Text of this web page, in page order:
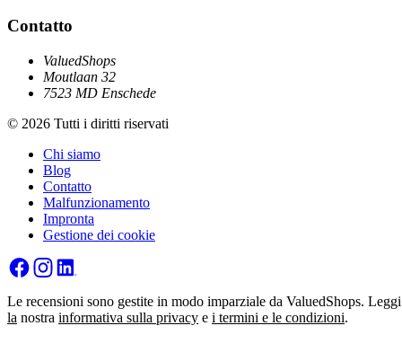
Contatto
ValuedShops
Moutlaan 32
7523 MD Enschede
© 2026 Tutti i diritti riservati
Chi siamo
Blog
Contatto
Malfunzionamento
Impronta
Gestione dei cookie
Le recensioni sono gestite in modo imparziale da ValuedShops. Leggi
la nostra informativa sulla privacy e i termini e le condizioni.